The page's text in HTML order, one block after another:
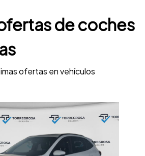
de coches
ofertas en vehículos